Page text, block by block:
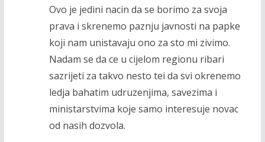
Ovo je jedini nacin da se borimo za svoja
prava i skrenemo paznju javnosti na papke
koji nam unistavaju ono za sto mi zivimo.
Nadam se da ce u cijelom regionu ribari
sazrijeti za takvo nesto tei da svi okrenemo
ledja bahatim udruzenjima, savezima i
ministarstvima koje samo interesuje novac
od nasih dozvola.